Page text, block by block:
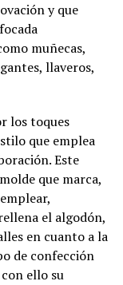
y que
muñecas,
llaveros,
los toques
que emplea
Este
que marca,
el algodón,
en cuanto a la
de confección
ello su